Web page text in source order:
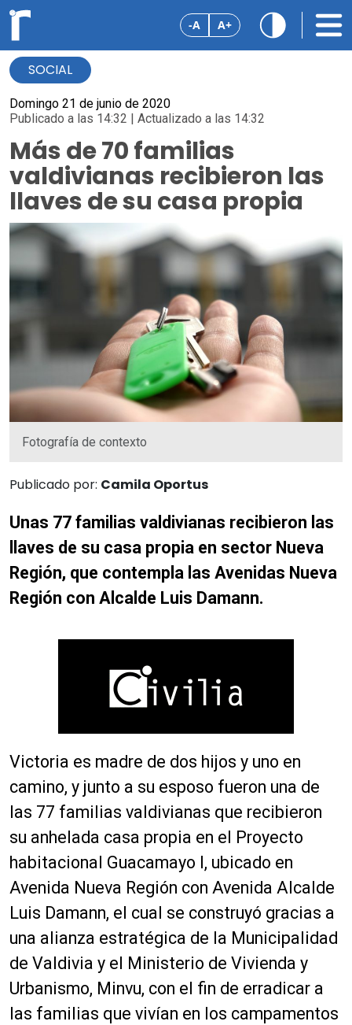
-A A+
SOCIAL
Domingo 21 de junio de 2020
Publicado a las 14:32 | Actualizado a las 14:32
Más de 70 familias
valdivianas recibieron las
llaves de su casa propia
Fotografía de contexto
Publicado por: Camila Oportus
Unas 77 familias valdivianas recibieron las
llaves de su casa propia en sector Nueva
Región, que contempla las Avenidas Nueva
Región con Alcalde Luis Damann.
Victoria es madre de dos hijos y uno en
camino, y junto a su esposo fueron una de
las 77 familias valdivianas que recibieron
su anhelada casa propia en el Proyecto
habitacional Guacamayo I, ubicado en
Avenida Nueva Región con Avenida Alcalde
Luis Damann, el cual se construyó gracias a
una alianza estratégica de la Municipalidad
de Valdivia y el Ministerio de Vivienda y
Urbanismo, Minvu, con el fin de erradicar a
las familias que vivían en los campamentos